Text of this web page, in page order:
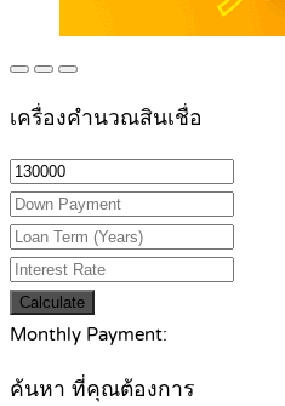
เครื่องคำนวณสินเชื่อ
Calculate
Monthly Payment:
ค้นหา ที่คุณต้องการ